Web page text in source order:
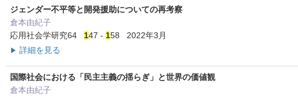
ジェンダー不平等と開発援助についての再考察
倉本由紀子
応用社会学研究64 147 - 158 2022年3月
▶ 詳細を見る
国際社会における「民主主義の揺らぎ」と世界の価値観
倉本由紀子